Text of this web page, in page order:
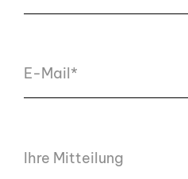
E-Mail*
Ihre Mitteilung